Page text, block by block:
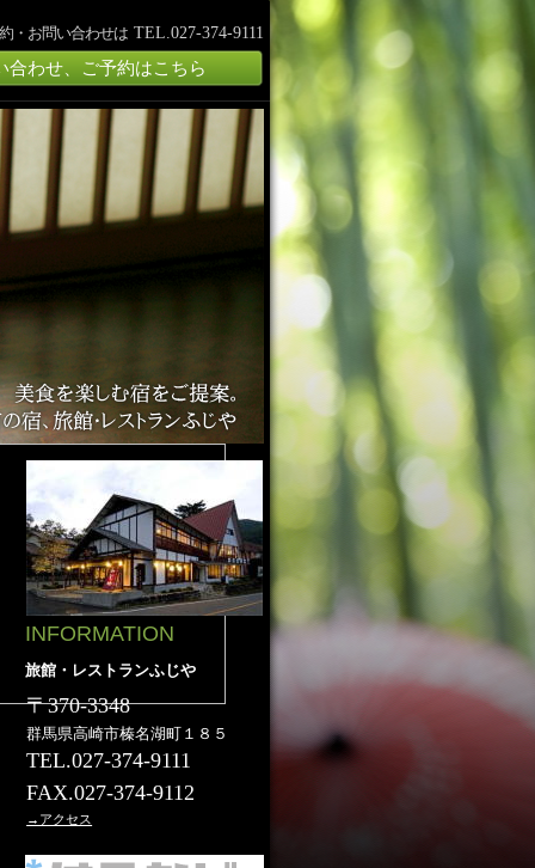
・お問い合わせは TEL.027-374-9111
合わせ、ご予約はこちら
INFORMATION
旅館・レストランふじや
〒370-3348
群馬県高崎市榛名湖町１８５
TEL.027-374-9111
FAX.027-374-9112
→アクセス